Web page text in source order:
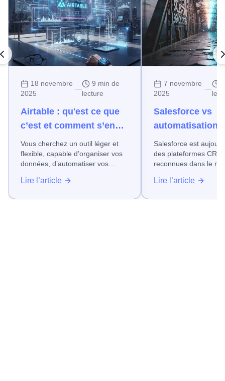
18 novembre
2025
—
9 min de
lecture
Airtable : qu'est ce que
c’est et comment s’en
servir ?
Vous cherchez un outil léger et
flexible, capable d’organiser vos
données, d’automatiser vos
vos équipes ?
Lire l’article
7 novembre
2025
—
Salesforce vs
automatisation
mesure : quelle
choisir ?
Salesforce est aujourd’hui l’une
des plateformes CRM les plus
reconnues dans le
relation client. Éditée
Lire l’article